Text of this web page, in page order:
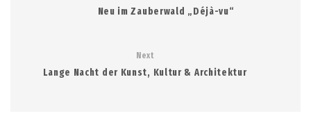
Neu im Zauberwald „Déjà-vu“
Next
Lange Nacht der Kunst, Kultur & Architektur